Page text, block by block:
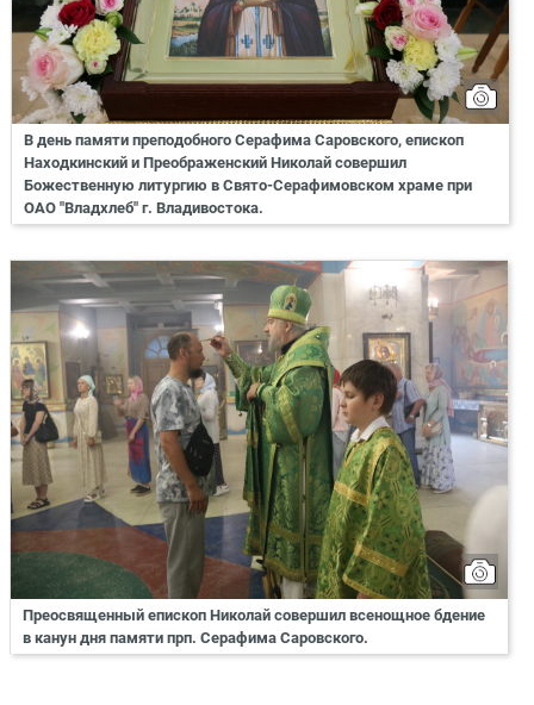
В день памяти преподобного Серафима Саровского, епископ
Находкинский и Преображенский Николай совершил
Божественную литургию в Свято-Серафимовском храме при
ОАО "Владхлеб" г. Владивостока.
Преосвященный епископ Николай совершил всенощное бдение
в канун дня памяти прп. Серафима Саровского.